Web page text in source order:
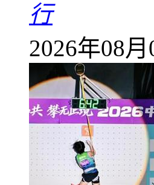
行
2026年08